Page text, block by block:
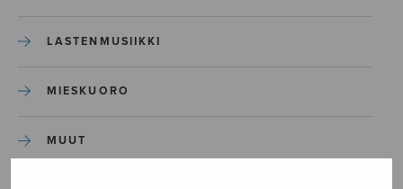
LASTENMUSIIKKI
MIESKUORO
MUUT